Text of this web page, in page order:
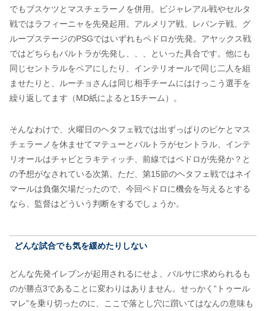
でもブスケツとマスチェラーノを併用。ビジャレアル戦やセルタ
戦ではラフィーニャを先発起用。アルメリア戦、レバンテ戦、グ
ループステージのPSGではいずれもペドロが先発。アヤックス戦
ではどちらもバルトラが先発し、、、といった具合です。他にも
同じセントラルをペアにしたり、インテリオールで同じ二人を組
ませたりと、ルーチョさんは同じ相手チームにはけっこう選手を
繰り返してます（MD紙によると15チーム）。
そんなわけで、火曜日のヘタフェ戦では出ずっぱりのピケとマス
チェラーノを休ませてマテューとバルトラがセントラル、インテ
リオールはチャビとラキティッチ、前線ではペドロが先発か？と
の予想がなされている次第。ただ、第15節のヘタフェ戦ではネイ
マールは負傷欠場だったので、今回ペドロに機会を与えるとする
なら、監督はどういう判断をするでしょうか。
どんな試合でも気を緩めたりしない
どんな先発イレブンが起用されるにせよ、バルサに求められるも
のが勝点3であることに変わりはありません。せっかく“トゥール
マレ”を乗り切ったのに、ここで落とし穴に躓いてはなんの意味も